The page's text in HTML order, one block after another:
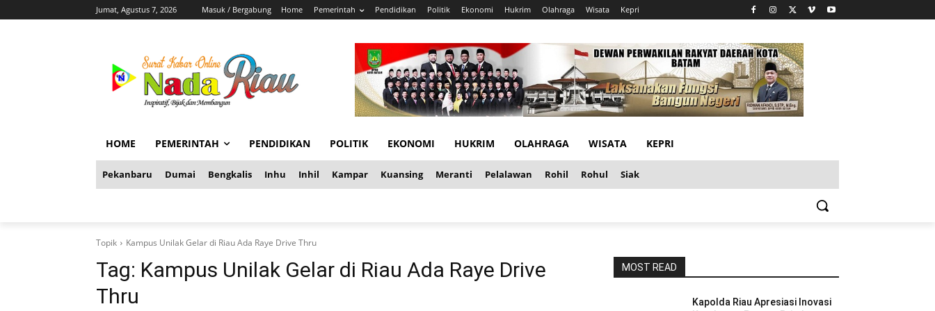
Jumat, Agustus 7, 2026 Masuk / Bergabung Home Pemerintah Pendidikan Politik Ekonomi Hukrim Olahraga Wisata Kepri
HOME PEMERINTAH PENDIDIKAN POLITIK EKONOMI HUKRIM OLAHRAGA WISATA KEPRI
Pekanbaru Dumai Bengkalis Inhu Inhil Kampar Kuansing Meranti Pelalawan Rohil Rohul Siak
Topik Kampus Unilak Gelar di Riau Ada Raye Drive Thru
Tag: Kampus Unilak Gelar di Riau Ada Raye Drive
Thru
MOST READ
Kapolda Riau Apresiasi Inovasi